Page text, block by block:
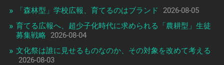
「森林型」学校広報、育てるのはブランド
2026-08-05
育てる広報へ、超少子化時代に求められる「農耕型」生徒
募集戦略
2026-08-04
文化祭は誰に見せるものなのか、その対象を改めて考える
2026-08-03